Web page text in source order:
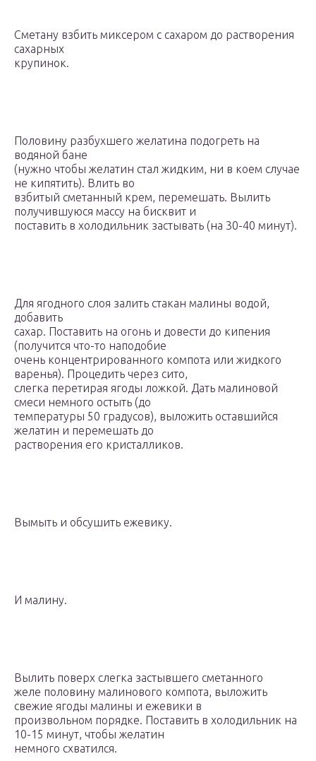
Сметану взбить миксером с сахаром до растворения
сахарных
крупинок.
Половину разбухшего желатина подогреть на
водяной бане
(нужно чтобы желатин стал жидким, ни в коем случае
не кипятить). Влить во
взбитый сметанный крем, перемешать. Вылить
получившуюся массу на бисквит и
поставить в холодильник застывать (на 30-40 минут).
Для ягодного слоя залить стакан малины водой,
добавить
сахар. Поставить на огонь и довести до кипения
(получится что-то наподобие
очень концентрированного компота или жидкого
варенья). Процедить через сито,
слегка перетирая ягоды ложкой. Дать малиновой
смеси немного остыть (до
температуры 50 градусов), выложить оставшийся
желатин и перемешать до
растворения его кристалликов.
Вымыть и обсушить ежевику.
И малину.
Вылить поверх слегка застывшего сметанного
желе половину малинового компота, выложить
свежие ягоды малины и ежевики в
произвольном порядке. Поставить в холодильник на
10-15 минут, чтобы желатин
немного схватился.